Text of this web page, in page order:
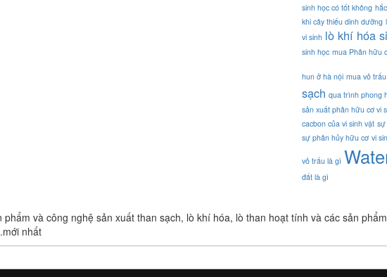
sinh học có tốt không
khi cây thiếu dinh dưỡng
vi sinh lò khí hóa
sinh học mua Phân hữu
hun ở hà nội mua vỏ
sạch qua trình phong
sản xuất phân hữu cơ vi
cacbon của vi sinh vật sự
sự phân hủy hữu cơ vi
vỏ trấu là gì
đất là gì
và công nghệ sản xuất than sạch, lò khí hóa, lò than hoạt tính và các sản
nhất